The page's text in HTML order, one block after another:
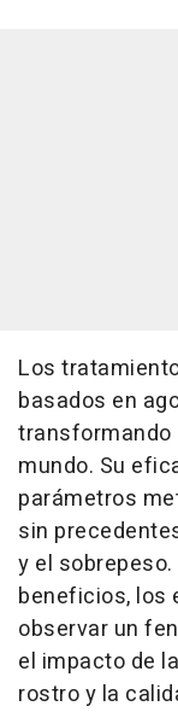
Los
basados en
transformando
mundo. Su
parámetros
sin
y el
beneficios, los
observar un
el impacto de
rostro y la